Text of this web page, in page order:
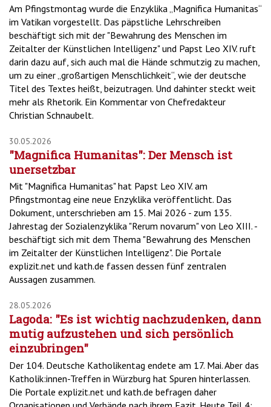
Am Pfingstmontag wurde die Enzyklika „Magnifica Humanitas“
im Vatikan vorgestellt. Das päpstliche Lehrschreiben
beschäftigt sich mit der "Bewahrung des Menschen im
Zeitalter der Künstlichen Intelligenz" und Papst Leo XIV. ruft
darin dazu auf, sich auch mal die Hände schmutzig zu machen,
um zu einer „großartigen Menschlichkeit“, wie der deutsche
Titel des Textes heißt, beizutragen. Und dahinter steckt weit
mehr als Rhetorik. Ein Kommentar von Chefredakteur
Christian Schnaubelt.
30.05.2026
"Magnifica Humanitas": Der Mensch ist
unersetzbar
Mit "Magnifica Humanitas" hat Papst Leo XIV. am
Pfingstmontag eine neue Enzyklika veröffentlicht. Das
Dokument, unterschrieben am 15. Mai 2026 - zum 135.
Jahrestag der Sozialenzyklika "Rerum novarum" von Leo XIII. -
beschäftigt sich mit dem Thema "Bewahrung des Menschen
im Zeitalter der Künstlichen Intelligenz". Die Portale
explizit.net und kath.de fassen dessen fünf zentralen
Aussagen zusammen.
28.05.2026
Lagoda: "Es ist wichtig nachzudenken, dann
mutig aufzustehen und sich persönlich
einzubringen"
Der 104. Deutsche Katholikentag endete am 17. Mai. Aber das
Katholik:innen-Treffen in Würzburg hat Spuren hinterlassen.
Die Portale explizit.net und kath.de befragen daher